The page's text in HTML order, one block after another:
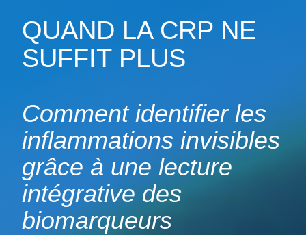
QUAND LA CRP NE
SUFFIT PLUS
Comment identifier les
inflammations invisibles
grâce à une lecture
intégrative des
biomarqueurs